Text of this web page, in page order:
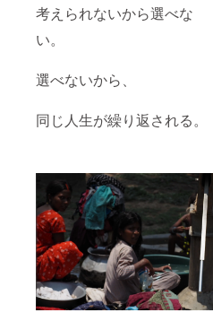
考えられないから選べな
い。
選べないから、
同じ人生が繰り返される。